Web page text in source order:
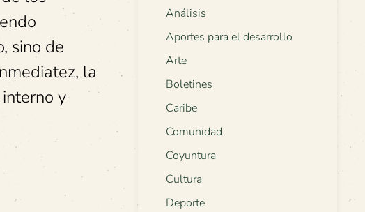
sino de
la
y
Análisis
Aportes para el desarrollo
Arte
Boletines
Caribe
Comunidad
Coyuntura
Cultura
Deporte